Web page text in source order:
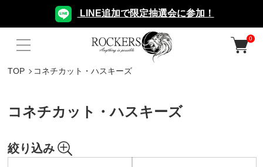
LINE追加で限定抽選会に参加！
0
TOP コネチカット・ハスキーズ
コネチカット・ハスキーズ
絞り込み